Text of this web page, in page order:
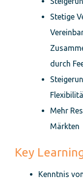
Stetige
durch
Mehr
Märkten
Key
Kenntnis